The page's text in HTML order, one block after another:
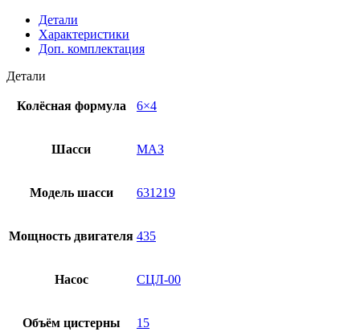
Детали
Характеристики
Доп. комплектация
Детали
Колёсная формула 6×4
Шасси МАЗ
Модель шасси 631219
Мощность двигателя 435
Насос СЦЛ-00
Объём цистерны 15